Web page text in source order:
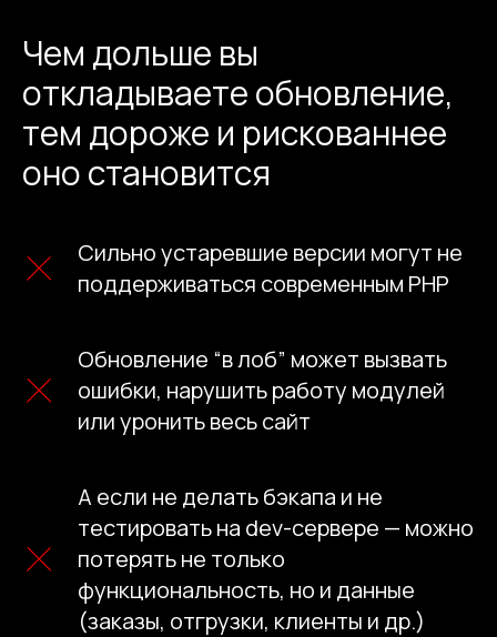
Чем дольше вы
откладываете обновление,
тем дороже и рискованнее
оно становится
Сильно устаревшие версии могут не
поддерживаться современным PHP
Обновление “в лоб” может вызвать
ошибки, нарушить работу модулей
или уронить весь сайт
А если не делать бэкапа и не
тестировать на dev-сервере — можно
потерять не только
функциональность, но и данные
(заказы, отгрузки, клиенты и др.)
простых шага для
решения этой задачи